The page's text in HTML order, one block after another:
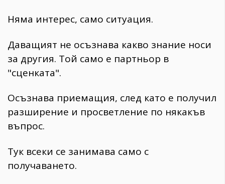
Няма интерес, само ситуация.
Даващият не осъзнава какво знание носи
за другия. Той само е партньор в
"сценката".
Осъзнава приемащия, след като е получил
разширение и просветление по някакъв
въпрос.
Тук всеки се занимава само с
получаването.